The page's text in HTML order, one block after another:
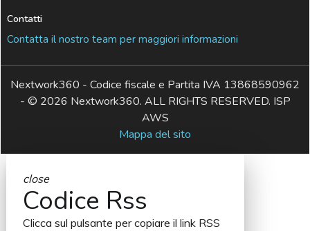
Contatti
Contatta il nostro team per maggiori informazioni
Nextwork360 - Codice fiscale e Partita IVA 13868590962
- © 2026 Nextwork360. ALL RIGHTS RESERVED. ISP
AWS
Mappa del sito
close
Codice Rss
Clicca sul pulsante per copiare il link RSS